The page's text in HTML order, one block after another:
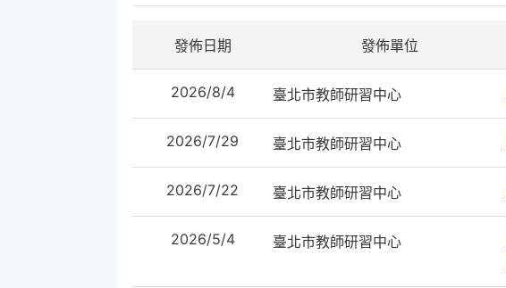
發佈日期 發佈單位
2026/8/4 臺北市教師研習中心
2026/7/29 臺北市教師研習中心
2026/7/22 臺北市教師研習中心
2026/5/4 臺北市教師研習中心